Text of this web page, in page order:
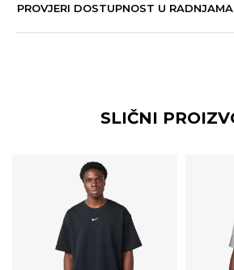
PROVJERI DOSTUPNOST U RADNJAMA
SLIČNI